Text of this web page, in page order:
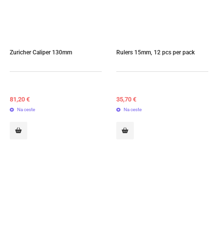
Zuricher Caliper 130mm
81,20 €
Na ceste
Rulers 15mm, 12 pcs per pack
35,70 €
Na ceste